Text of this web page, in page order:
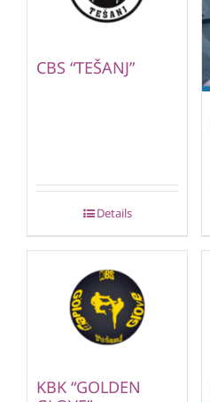
CBS “TEŠANJ”
Details
KBK “GOLDEN